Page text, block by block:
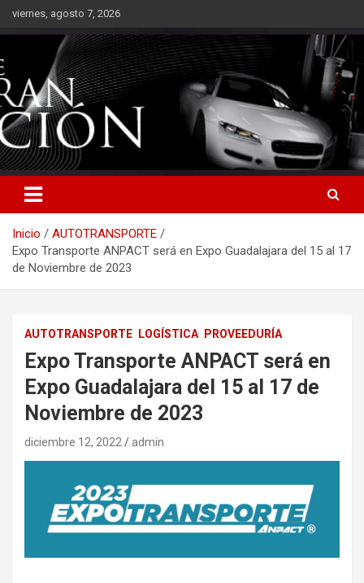
Saltarviernes, agosto 7, 2026
Inicio
AUTOTRANSPORTE
Expo Transporte ANPACT será en Expo Guadalajara del 15 al 17
de Noviembre de 2023
AUTOTRANSPORTE LOGÍSTICA PROVEEDURÍA
Expo Transporte ANPACT será en
Expo Guadalajara del 15 al 17 de
Noviembre de 2023
diciembre 12, 2022 admin